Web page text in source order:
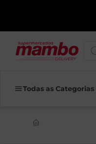
Todas as Categorias
Iogurte
Pao